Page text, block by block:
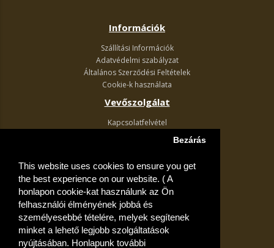
This website uses cookies to ensure you get
the best experience on our website. ( A
honlapon cookie-kat használunk az Ön
felhasználói élményének jobbá és
személyesebbé tételére, melyek segítenek
minket a lehető legjobb szolgáltatások
nyújtásában. Honlapunk további
Bezárás
Információk
Szállítási Információk
Adatvédelmi szabályzat
Általános Szerződési Feltételek
Cookie-k használata
Vevőszolgálat
Kapcsolatfelvétel
Akciós ajánlatok
Fiók
Kívánságlista